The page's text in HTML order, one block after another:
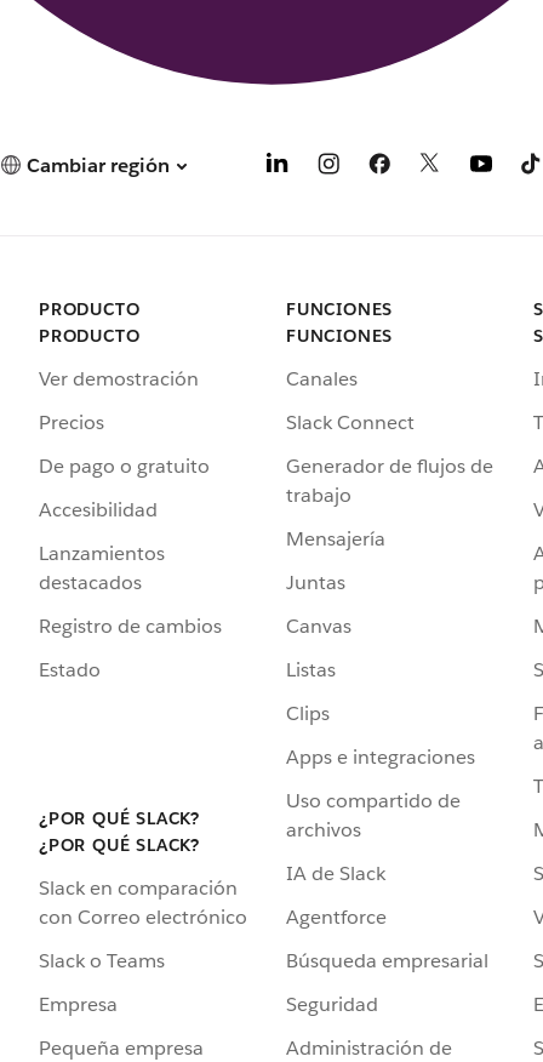
Cambiar región
PRODUCTO
PRODUCTO
Ver demostración
Precios
De pago o gratuito
Accesibilidad
Lanzamientos
destacados
Registro de cambios
Estado
¿POR QUÉ SLACK?
¿POR QUÉ SLACK?
Slack en comparación
con Correo electrónico
Slack o Teams
Empresa
Pequeña empresa
FUNCIONES
FUNCIONES
Canales
Slack Connect
Generador de flujos de
trabajo
Mensajería
Juntas
Canvas
Listas
Clips
Apps e integraciones
Uso compartido de
archivos
IA de Slack
Agentforce
Búsqueda empresarial
Seguridad
Administración de